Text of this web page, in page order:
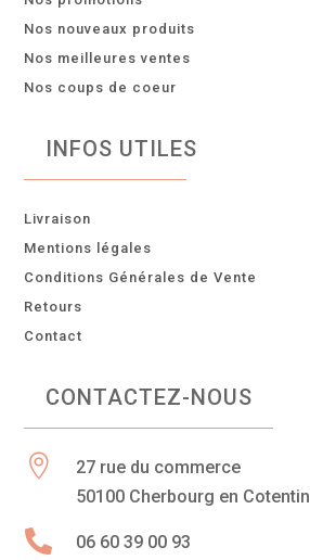
Nos nouveaux produits
Nos meilleures ventes
Nos coups de coeur
INFOS UTILES
Livraison
Mentions légales
Conditions Générales de Vente
Retours
Contact
CONTACTEZ-NOUS

27 rue du commerce
50100 Cherbourg en Cotentin
 06 60 39 00 93